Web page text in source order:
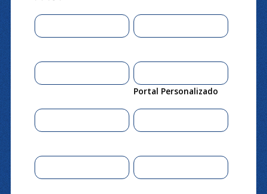
Portal Personalizado